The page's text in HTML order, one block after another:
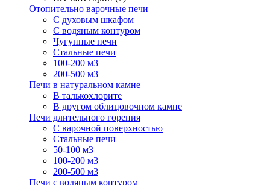
Отопительно варочные печи
С духовым шкафом
С водяным контуром
Чугунные печи
Стальные печи
100-200 м3
200-500 м3
Печи в натуральном камне
В талькохлорите
В другом облицовочном камне
Печи длительного горения
С варочной поверхностью
Стальные печи
50-100 м3
100-200 м3
200-500 м3
Печи с водяным контуром